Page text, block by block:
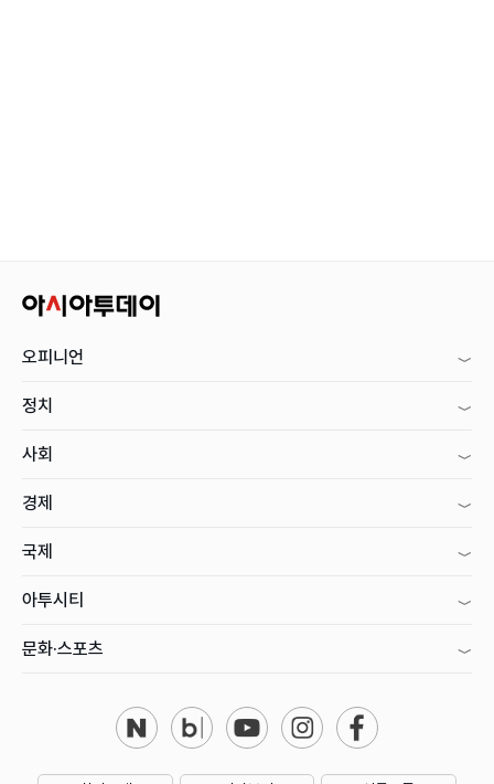
오피니언
정치
사회
경제
국제
아투시티
문화·스포츠